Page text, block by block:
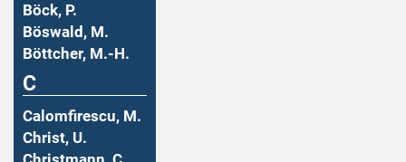
Böck, P.
Böswald, M.
Böttcher, M.-H.
C
Calomfirescu, M.
Christ, U.